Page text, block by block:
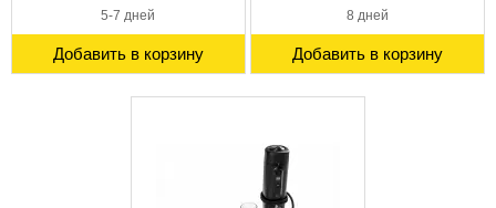
5-7 дней
Добавить в корзину
8 дней
Добавить в корзину